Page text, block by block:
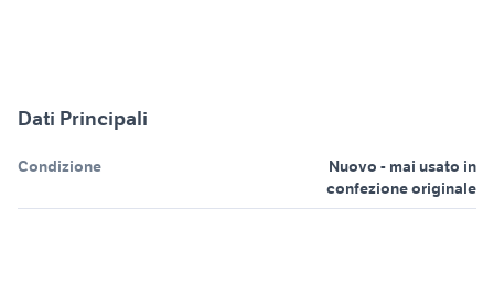
Dati Principali
Condizione
Nuovo - mai usato in
confezione originale